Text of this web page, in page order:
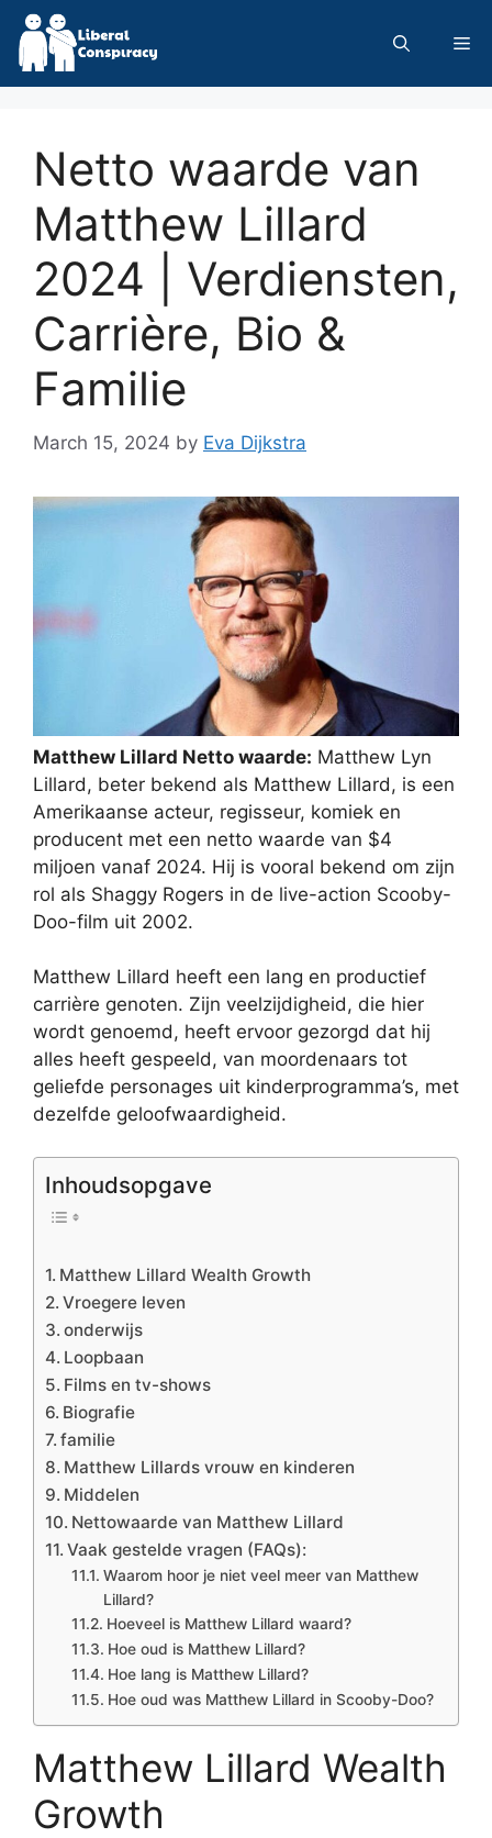
Skip
content
Netto waarde van
Matthew Lillard
2024 | Verdiensten,
Carrière, Bio &
Familie
March 15, 2024 by Eva Dijkstra
Matthew Lillard Netto waarde: Matthew Lyn
Lillard, beter bekend als Matthew Lillard, is een
Amerikaanse acteur, regisseur, komiek en
producent met een netto waarde van $4
miljoen vanaf 2024. Hij is vooral bekend om zijn
rol als Shaggy Rogers in de live-action Scooby-
Doo-film uit 2002.
Matthew Lillard heeft een lang en productief
carrière genoten. Zijn veelzijdigheid, die hier
wordt genoemd, heeft ervoor gezorgd dat hij
alles heeft gespeeld, van moordenaars tot
geliefde personages uit kinderprogramma’s, met
dezelfde geloofwaardigheid.
Inhoudsopgave
Matthew Lillard Wealth Growth
Vroegere leven
onderwijs
Loopbaan
Films en tv-shows
Biografie
familie
Matthew Lillards vrouw en kinderen
Middelen
Nettowaarde van Matthew Lillard
Vaak gestelde vragen (FAQs):
Waarom hoor je niet veel meer van Matthew
Lillard?
Hoeveel is Matthew Lillard waard?
Hoe oud is Matthew Lillard?
Hoe lang is Matthew Lillard?
Hoe oud was Matthew Lillard in Scooby-Doo?
Matthew Lillard Wealth
Growth